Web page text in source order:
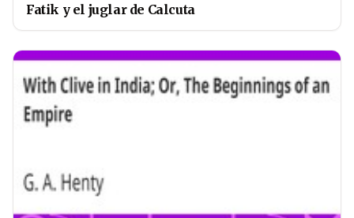
Fatik y el juglar de Calcuta